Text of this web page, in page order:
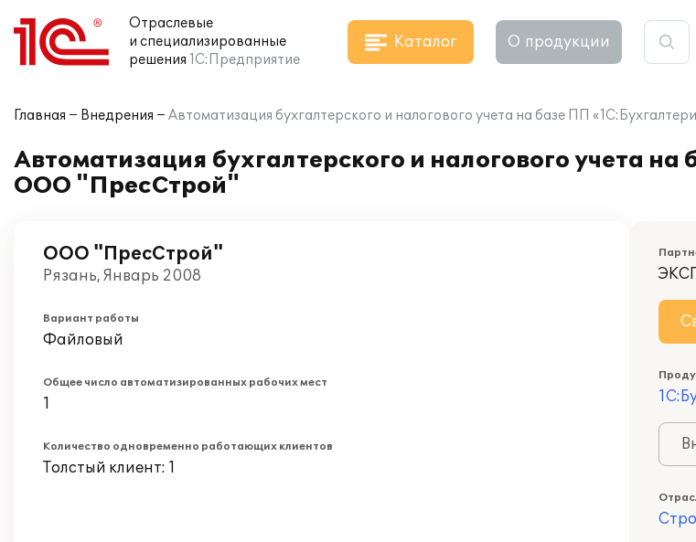
Отраслевые
и специализированные
решения 1С:Предприятие
Каталог О продукции
Главная Внедрения Автоматизация бухгалтерского и налогового учета на базе ПП
Автоматизация бухгалтерского и налогового учета
ООО "ПресСтрой"
ООО "ПресСтрой"
Рязань, Январь 2008
Вариант работы
Файловый
Общее число автоматизированных рабочих мест
1
Количество одновременно работающих клиентов
Толстый клиент: 1